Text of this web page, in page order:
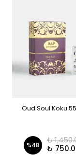
Oud Soul Koku
%48
₺
₺